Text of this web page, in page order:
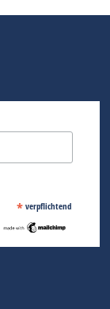
* verpflichtend